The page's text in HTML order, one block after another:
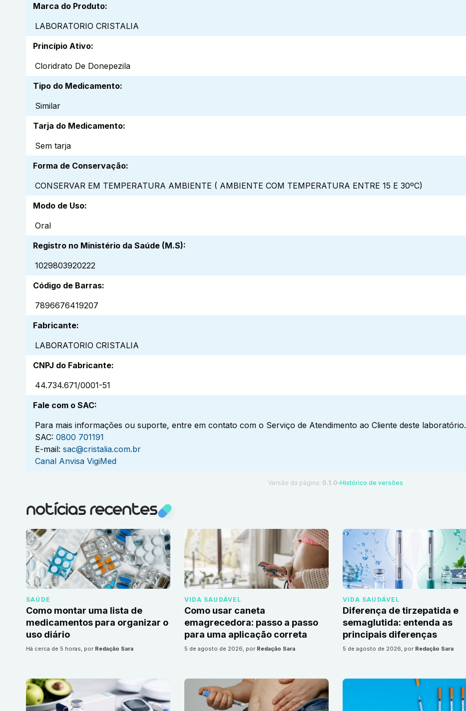
Marca do Produto:
LABORATORIO CRISTALIA
Princípio Ativo:
Cloridrato De Donepezila
Tipo do Medicamento:
Similar
Tarja do Medicamento:
Sem tarja
Forma de Conservação:
CONSERVAR EM TEMPERATURA AMBIENTE ( AMBIENTE COM TEMPERATURA ENTRE 15 E 30ºC)
Modo de Uso:
Oral
Registro no Ministério da Saúde (M.S):
1029803920222
Código de Barras:
7896676419207
Fabricante:
LABORATORIO CRISTALIA
CNPJ do Fabricante:
44.734.671/0001-51
Fale com o SAC:
Para mais informações ou suporte, entre em contato com o Serviço de Atendimento ao Cliente deste laboratório.
SAC: 0800 701191
E-mail: sac@cristalia.com.br
Canal Anvisa VigiMed
Versão da página: 0.1.0 ●Histórico de versões
notícias recentes
SAÚDE
Como montar uma lista de
medicamentos para organizar o
uso diário
há cerca de 5 horas, por Redação Sara
VIDA SAUDÁVEL
Como usar caneta
emagrecedora: passo a passo
para uma aplicação correta
5 de agosto de 2026, por Redação Sara
VIDA SAUDÁVEL
Diferença de tirzepatida e
semaglutida: entenda as
principais diferenças
5 de agosto de 2026, por Redação Sara